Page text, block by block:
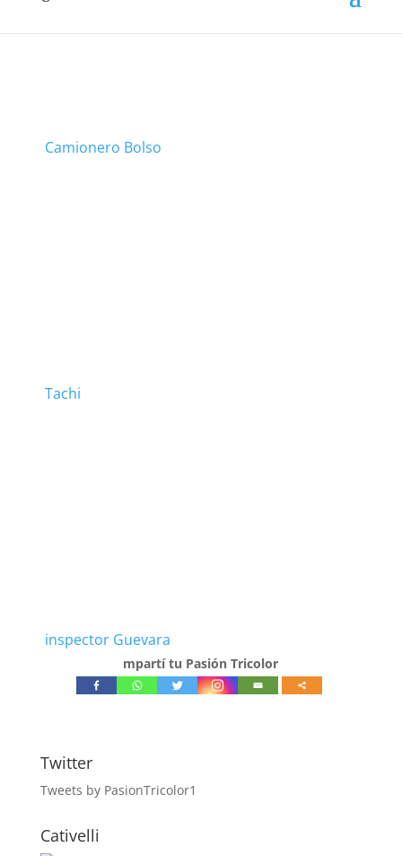
Camionero Bolso
Tachi
inspector Guevara
mpartí tu Pasión Tricolor
Twitter
Tweets by PasionTricolor1
Cativelli